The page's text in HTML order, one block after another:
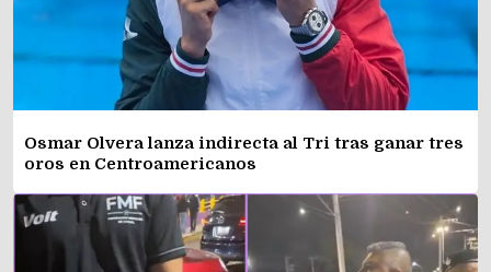
Osmar Olvera lanza indirecta al Tri tras ganar tres
oros en Centroamericanos